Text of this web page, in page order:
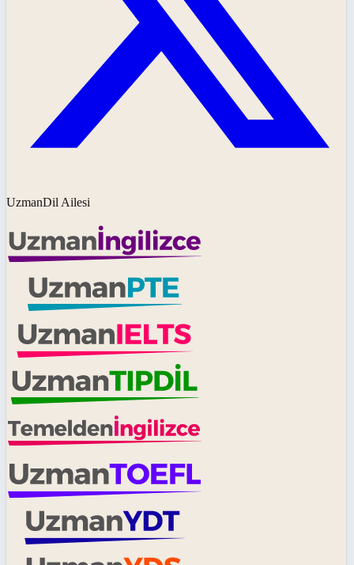
UzmanDil Ailesi